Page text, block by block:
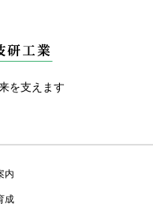
を支えます
内
成